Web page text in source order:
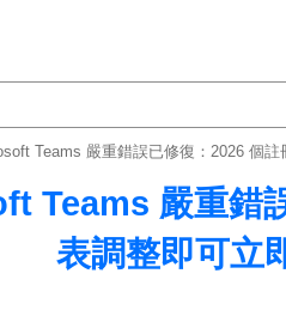
Teams 嚴重錯誤已修復：2026 個註
Teams 嚴重錯
表調整即可立